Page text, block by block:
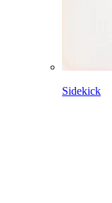
Sidekick